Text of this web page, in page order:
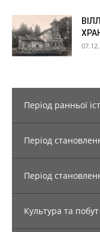
Період ранньої
Період
Період
Культура та